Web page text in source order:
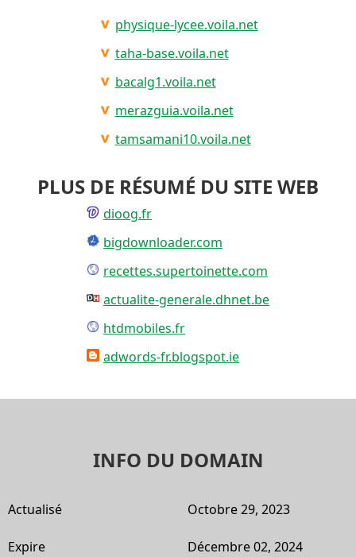
physique-lycee.voila.net
taha-base.voila.net
bacalg1.voila.net
merazguia.voila.net
tamsamani10.voila.net
PLUS DE RÉSUMÉ DU SITE WEB
dioog.fr
bigdownloader.com
recettes.supertoinette.com
actualite-generale.dhnet.be
htdmobiles.fr
adwords-fr.blogspot.ie
INFO DU DOMAIN
Actualisé Octobre 29, 2023
Expire Décembre 02, 2024